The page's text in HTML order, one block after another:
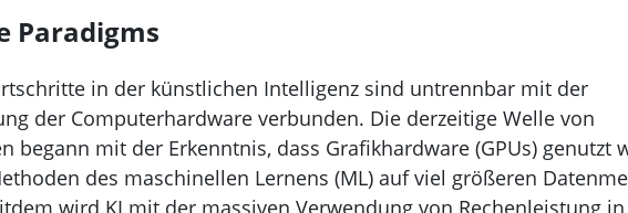
Paradigms
in der künstlichen Intelligenz sind untrennbar mit der
der Computerhardware verbunden. Die derzeitige Welle von
begann mit der Erkenntnis, dass Grafikhardware (GPUs) genutzt
des maschinellen Lernens (ML) auf viel größeren
wird KI mit der massiven Verwendung von Rechenleistung